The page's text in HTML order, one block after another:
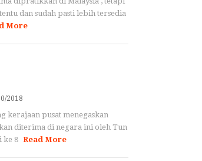
dan sudah pasti lebih tersedia
More
2018
kerajaan pusat menegaskan
diterima di negara ini oleh Tun
ke 8 Read More